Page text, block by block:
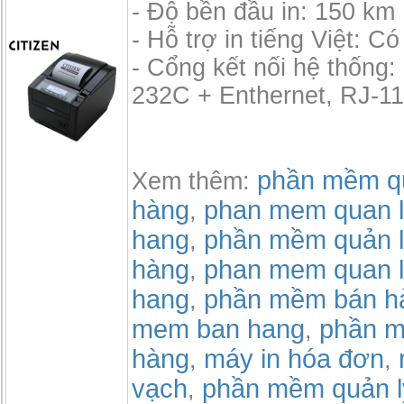
- Độ bền đầu in: 150 km
- Hỗ trợ in tiếng Việt: Có
- Cổng kết nối hệ thống:
232C + Enthernet, RJ-11
Xem thêm: phần mềm
hàng, phan mem quan
hang, phần mềm quản
hàng, phan mem quan
hang, phần mềm bán
mem ban hang, phần
hàng, máy in hóa đơn,
vạch, phần mềm quản